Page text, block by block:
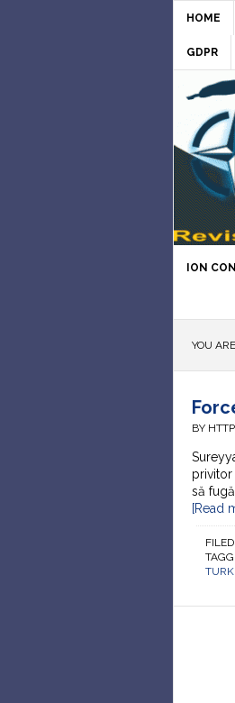
HOME
GDPR
ION
YOU
BY
privitor
să
[Read